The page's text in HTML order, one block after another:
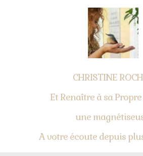
CHRISTINE
Et Renaître à sa
une
A votre écoute depuis